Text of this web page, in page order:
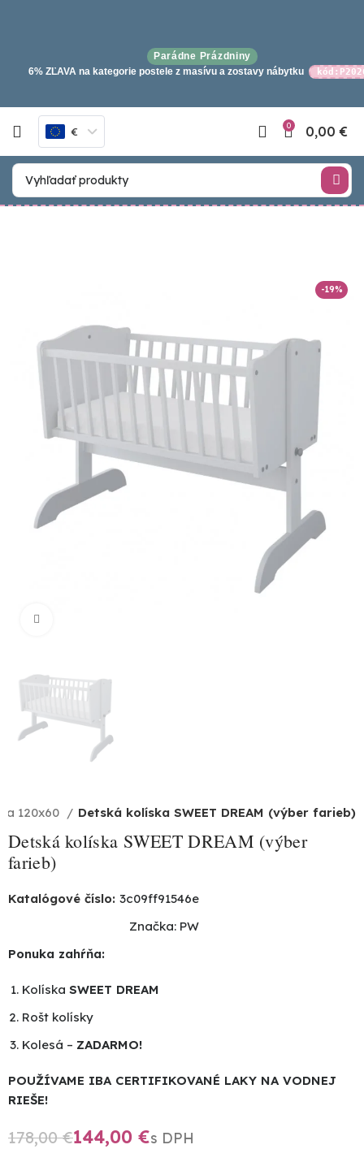
Parádne Prázdniny
6% ZĽAVA na kategorie postele z masívu a zostavy nábytku
€ 0 0,00€
-19%
120x60 Detská kolíska SWEET DREAM (výber farieb)
Detská kolíska SWEET DREAM (výber
farieb)
Katalógové číslo:3c09ff91546e
Značka: PW
Ponuka zahŕňa:
KolískaSWEET DREAM
Rošt kolísky
Kolesá – ZADARMO!
POUŽÍVAME IBA CERTIFIKOVANÉ LAKY NA VODNEJ
RIEŠE!
178,00€144,00€